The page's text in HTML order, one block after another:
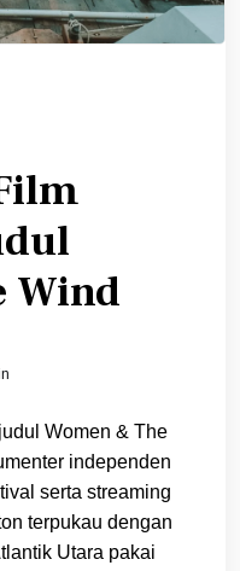
Wind
Women & The
independen
serta streaming
terpukau dengan
Utara pakai